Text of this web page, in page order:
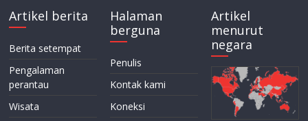
Artikel berita
Berita setempat
Pengalaman
perantau
Wisata
Halaman
berguna
Penulis
Kontak kami
Koneksi
Artikel
menurut
negara